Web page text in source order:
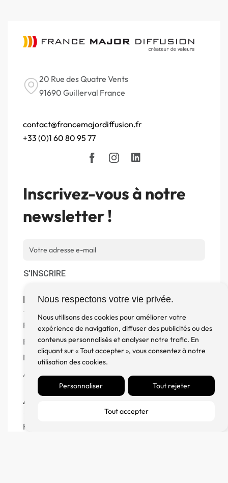
Nous respectons votre vie privée.
Nous utilisons des cookies pour améliorer votre
expérience de navigation, diffuser des publicités ou des
contenus personnalisés et analyser notre trafic. En
cliquant sur « Tout accepter », vous consentez à notre
utilisation des cookies.
Personnaliser Tout rejeter
Tout accepter
20 Rue des Quatre Vents
91690 Guillerval France
contact@francemajordiffusion.fr
+33 (0)1 60 80 95 77
Inscrivez-vous à notre
newsletter !
S'INSCRIRE
Boutique
Produits
Enceintes
Meuble, Rack et Support
Accessoires
Aide
FAQ